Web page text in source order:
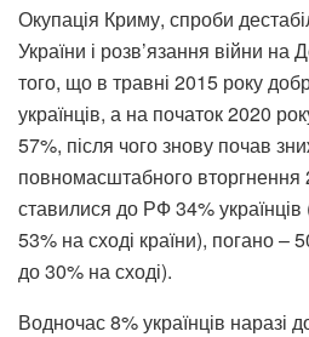
Окупація Криму, спроби
України і розв’язання війни на
того, що в травні 2015 року
українців, а на початок 2020
57%, після чого знову почав
повномасштабного вторгнення
ставилися до РФ 34% українців
53% на сході країни), погано –
до 30% на сході).
Водночас 8% українців наразі